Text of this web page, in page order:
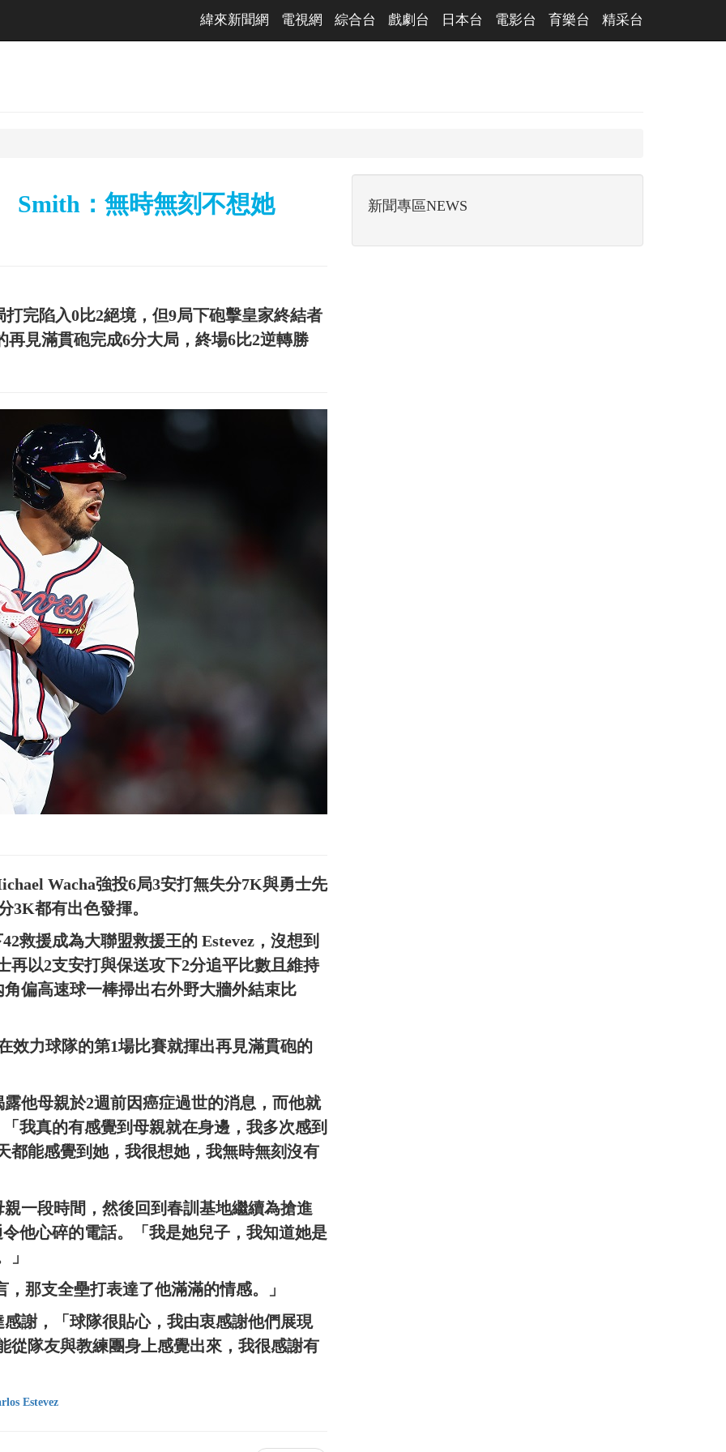
緯來新聞網 電視網 綜合台 戲劇台 日本台 電影台 育樂台 精采台
：無時無刻不想她
完陷入0比2絕境，但9局下砲擊皇家終結者
再見滿貫砲完成6分大局，終場6比2逆轉勝
Wacha強投6局3安打無失分7K與勇士先
3K都有出色發揮。
救援成為大聯盟救援王的 Estevez，沒想到
再以2支安打與保送攻下2分追平比數且維持
偏高速球一棒掃出右外野大牆外結束比
效力球隊的第1場比賽就揮出再見滿貫砲的
他母親於2週前因癌症過世的消息，而他就
我真的有感覺到母親就在身邊，我多次感到
都能感覺到她，我很想她，我無時無刻沒有
一段時間，然後回到春訓基地繼續為搶進
他心碎的電話。「我是她兒子，我知道她是
那支全壘打表達了他滿滿的情感。」
謝，「球隊很貼心，我由衷感謝他們展現
從隊友與教練團身上感覺出來，我很感謝有
Estevez
新聞專區NEWS